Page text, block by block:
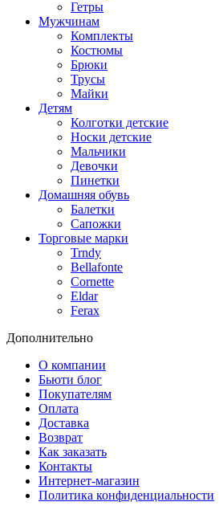
Гетры
Мужчинам
Комплекты
Костюмы
Брюки
Трусы
Майки
Детям
Колготки детские
Носки детские
Мальчики
Девочки
Пинетки
Домашняя обувь
Балетки
Сапожки
Торговые марки
Trndy
Bellafonte
Cornette
Eldar
Ferax
Дополнительно
О компании
Бьюти блог
Покупателям
Оплата
Доставка
Возврат
Как заказать
Контакты
Интернет-магазин
Политика конфиденциальности